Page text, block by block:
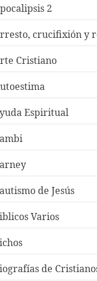
2
crucifixión y
Cristiano
Espiritual
de Jesús
Varios
de